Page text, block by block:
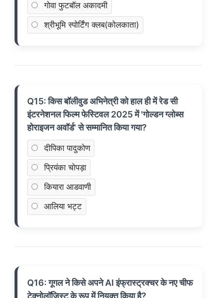
गोवा फुटबॉल अकादमी
श्रीभूमि स्पोर्टिंग क्लब(कोलकाता)
Q15: किस बॉलीवुड अभिनेत्री को हाल ही में रेड सी
इंटरनेशनल फिल्म फेस्टिवल 2025 में 'गोल्डन ग्लोब्स
होराइजन अवॉर्ड' से सम्मानित किया गया?
दीपिका पादुकोण
प्रियंका चोपड़ा
कियारा आडवाणी
आलिया भट्ट
Q16: गूगल ने किसे अपने AI इंफ्रास्ट्रक्चर के नए चीफ
टेक्नोलॉजिस्ट के रूप में नियुक्त किया है?